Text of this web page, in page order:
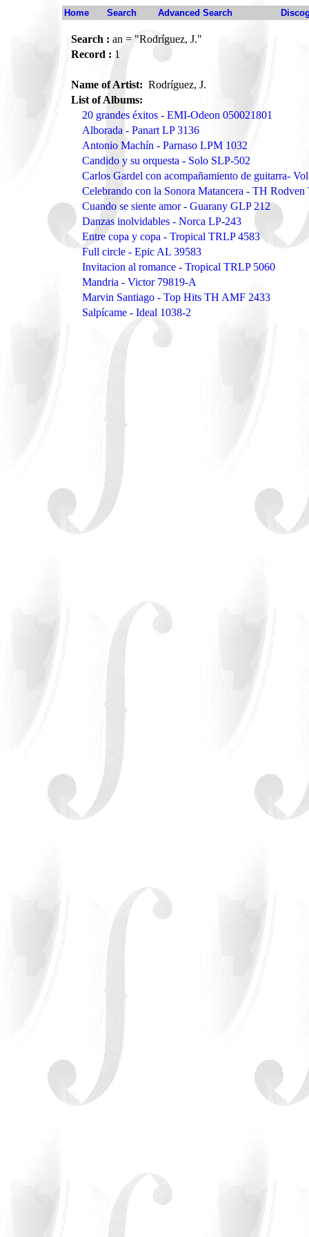
Home Search Advanced Search
Search : an = "Rodríguez, J."
Record : 1
Name of Artist: Rodríguez, J.
List of Albums:
20 grandes éxitos - EMI-Odeon 050021801
Alborada - Panart LP 3136
Antonio Machín - Parnaso LPM 1032
Candido y su orquesta - Solo SLP-502
Carlos Gardel con acompañamiento de guitarra-
Celebrando con la Sonora Matancera - TH
Cuando se siente amor - Guarany GLP 212
Danzas inolvidables - Norca LP-243
Entre copa y copa - Tropical TRLP 4583
Full circle - Epic AL 39583
Invitacion al romance - Tropical TRLP 5060
Mandria - Victor 79819-A
Marvin Santiago - Top Hits TH AMF 2433
Salpícame - Ideal 1038-2